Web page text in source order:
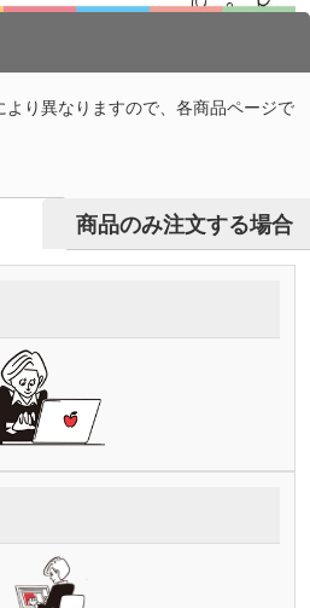
り異なりますので、各商品ページで
商品のみ注文する場合